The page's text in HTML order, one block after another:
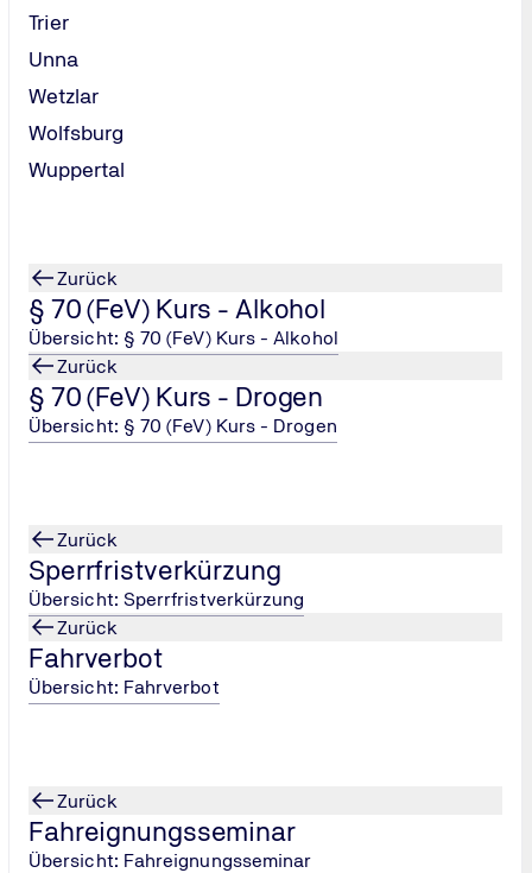
Trier
Unna
Wetzlar
Wolfsburg
Wuppertal
Zurück
§ 70 (FeV) Kurs - Alkohol
Übersicht: § 70 (FeV) Kurs - Alkohol
Zurück
§ 70 (FeV) Kurs - Drogen
Übersicht: § 70 (FeV) Kurs - Drogen
Zurück
Sperrfristverkürzung
Übersicht: Sperrfristverkürzung
Zurück
Fahrverbot
Übersicht: Fahrverbot
Zurück
Fahreignungsseminar
Übersicht: Fahreignungsseminar
Wir beraten Sie auch per WhatsApp:
Jetzt einfach und ganz bequem Kontakt aufnehmen!
Gehen Sie noch heute Ihren ersten Schritt zur Lösung
Schnell, bequem und unkompliziert.